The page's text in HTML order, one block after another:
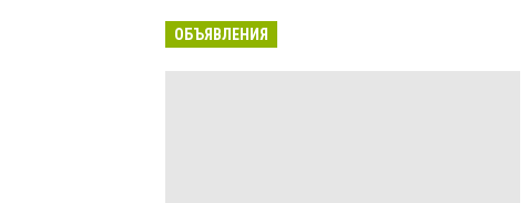
ОБЪЯВЛЕНИЯ